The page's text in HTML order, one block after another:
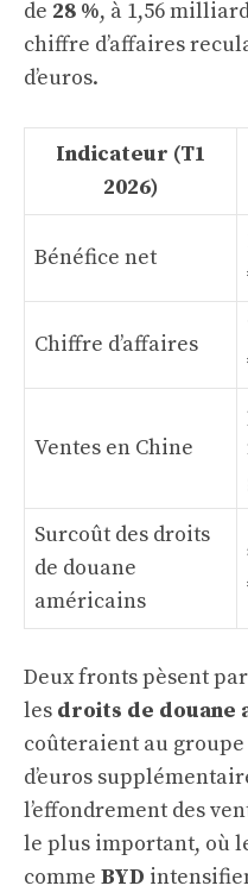
de 28 %, à 1,56
chiffre d’affaires
d’euros.
Indicateur (T1
2026)
Bénéfice net
Chiffre d’affaires
Ventes en Chine
Surcoût des droits
de douane
américains
Deux fronts pèsent
les droits de douane
coûteraient au
d’euros
l’effondrement des
le plus important, où
comme BYD